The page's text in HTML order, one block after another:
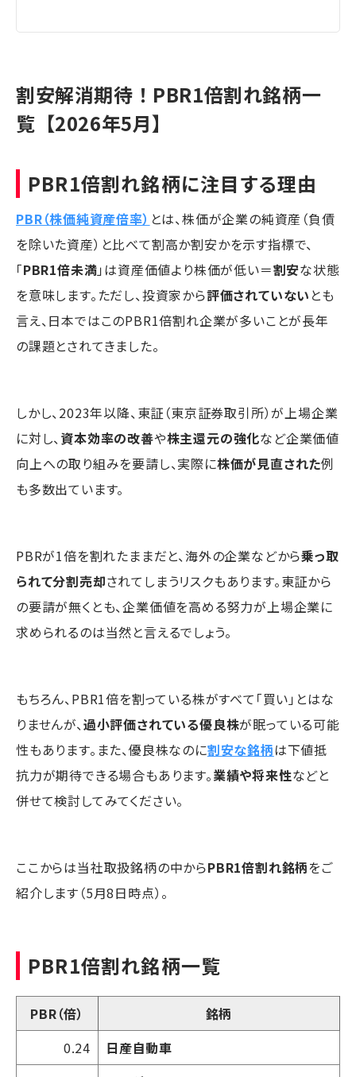
割安解消期待！PBR1倍割れ銘柄一
覧【2026年5月】
PBR1倍割れ銘柄に注目する理由
PBR（株価純資産倍率） とは、株価が企業の純資産（負債
を除いた資産）と比べて割高か割安かを示す指標で、
「PBR1倍未満」は資産価値より株価が低い＝割安な状態
を意味します。ただし、投資家から評価されていない とも
言え、日本ではこのPBR1倍割れ企業が多いことが長年
の課題とされてきました。
しかし、2023年以降、東証（東京証券取引所）が上場企業
に対し、資本効率の改善や株主還元の強化など企業価値
向上への取り組みを要請し、実際に株価が見直された例
も多数出ています。
PBRが1倍を割れたままだと、海外の企業などから乗っ取
られて分割売却されてしまうリスクもあります。東証から
の要請が無くとも、企業価値を高める努力が上場企業に
求められるのは当然と言えるでしょう。
もちろん、PBR1倍を割っている株がすべて「買い」とはな
りませんが、過小評価されている優良株が眠っている可能
性もあります。また、優良株なのに割安な銘柄は下値抵
抗力が期待できる場合もあります。業績や将来性などと
併せて検討してみてください。
ここからは当社取扱銘柄の中からPBR1倍割れ銘柄をご
紹介します（5月8日時点）。
PBR1倍割れ銘柄一覧
PBR（倍）
銘柄
0.24
日産自動車